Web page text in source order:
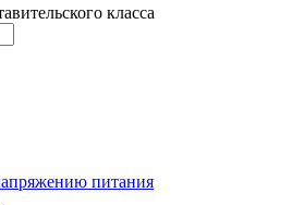
класса
питания